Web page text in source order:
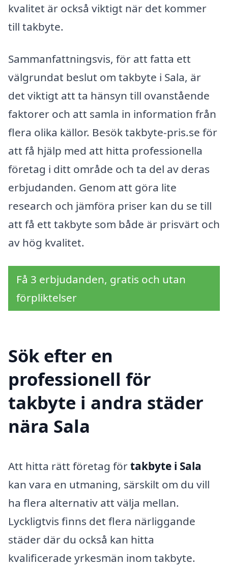
kvalitet är också viktigt när det kommer
till takbyte.
Sammanfattningsvis, för att fatta ett
välgrundat beslut om takbyte i Sala, är
det viktigt att ta hänsyn till ovanstående
faktorer och att samla in information från
flera olika källor. Besök takbyte-pris.se för
att få hjälp med att hitta professionella
företag i ditt område och ta del av deras
erbjudanden. Genom att göra lite
research och jämföra priser kan du se till
att få ett takbyte som både är prisvärt och
av hög kvalitet.
Få 3 erbjudanden, gratis och utan
förpliktelser
Sök efter en
professionell för
takbyte i andra städer
nära Sala
Att hitta rätt företag förtakbyte i Sala
kan vara en utmaning, särskilt om du vill
ha flera alternativ att välja mellan.
Lyckligtvis finns det flera närliggande
städer där du också kan hitta
kvalificerade yrkesmän inom takbyte.